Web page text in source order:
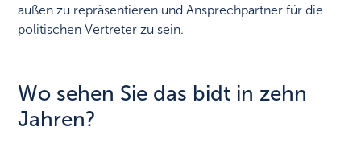
außen zu repräsentieren und Ansprechpartner für die
politischen Vertreter zu sein.
Wo sehen Sie das bidt in zehn
Jahren?